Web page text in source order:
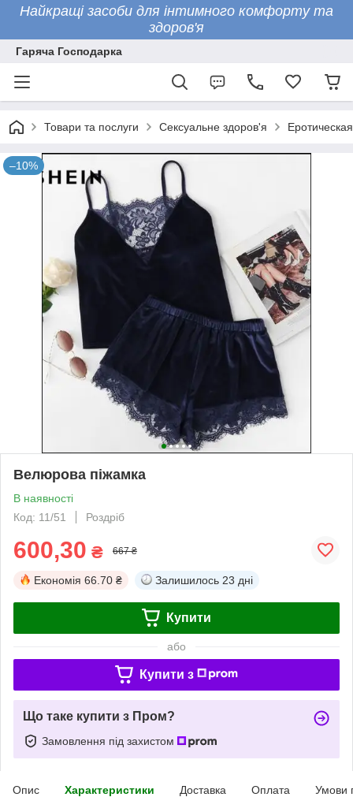
Найкращі засоби для інтимного комфорту та
здоров'я
Гаряча Господарка
Товари та послуги Сексуальне здоров'я
–10%
Велюрова піжамка
В наявності
Код: 11/51
Роздріб
600,30 ₴ 667 ₴
Економія 66.70 ₴ Залишилось 23 дні
Купити
або
Купити з
Що таке купити з Пром?
Замовлення під захистом
Опис Характеристики Доставка Оплата Умови